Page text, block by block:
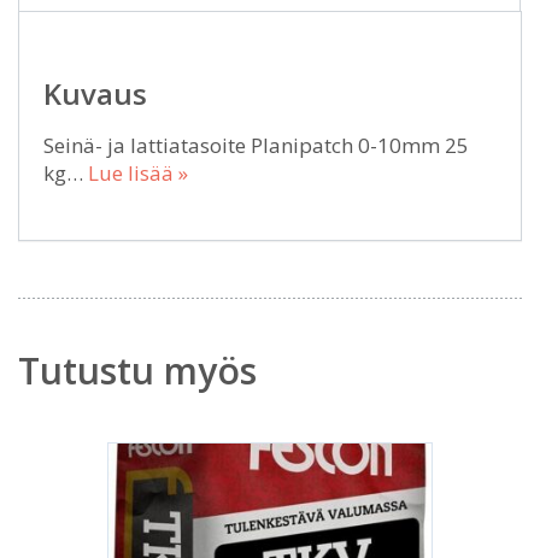
Kuvaus
Seinä- ja lattiatasoite Planipatch 0-10mm 25
kg… Lue lisää »
Tutustu myös